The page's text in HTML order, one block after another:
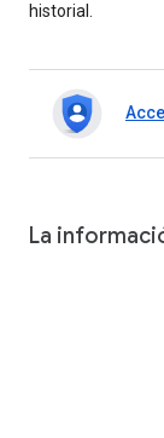
historial.
La